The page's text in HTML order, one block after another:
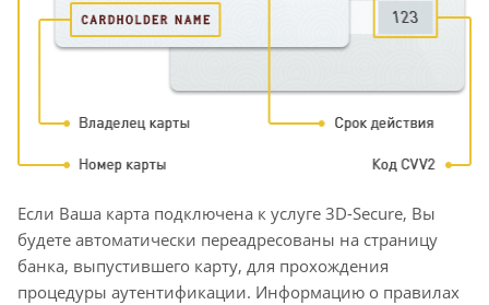
Если Ваша карта подключена к услуге 3D-Secure, Вы
будете автоматически переадресованы на страницу
банка, выпустившего карту, для прохождения
процедуры аутентификации. Информацию о правилах